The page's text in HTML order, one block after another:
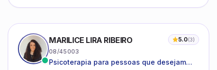
MARILICE LIRA RIBEIRO 5.0(3)
08/45003
Psicoterapia para pessoas que desejam